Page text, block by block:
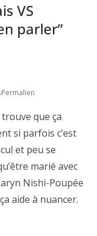
VS
parler”
Permalien
trouve que ça
si parfois c’est
et peu se
marié avec
Nishi-Poupée
aide à nuancer.